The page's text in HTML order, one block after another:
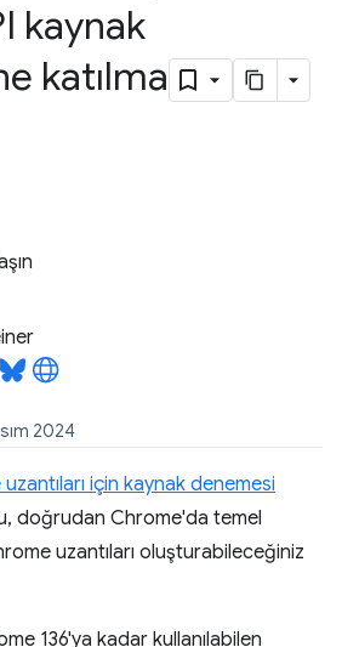
kaynak
katılma
2024
için kaynak denemesi
doğrudan Chrome'da temel
uzantıları oluşturabileceğiniz
136'ya kadar kullanılabilen